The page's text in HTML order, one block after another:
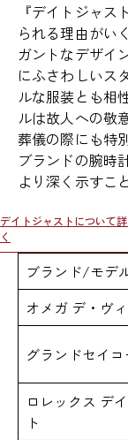
『デイトジャ
られる理由がい
ガントなデザイ
にふさわしいス
ルな服装とも相
ルは故人への敬
葬儀の際にも特
ブランドの腕時
より深く示すこ
デイトジャストについて詳
く
ブランド/モデ
オメガ デ・ヴ
グランドセイコ
ロレックス デ
ト